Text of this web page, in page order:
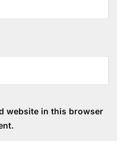
website in this browser